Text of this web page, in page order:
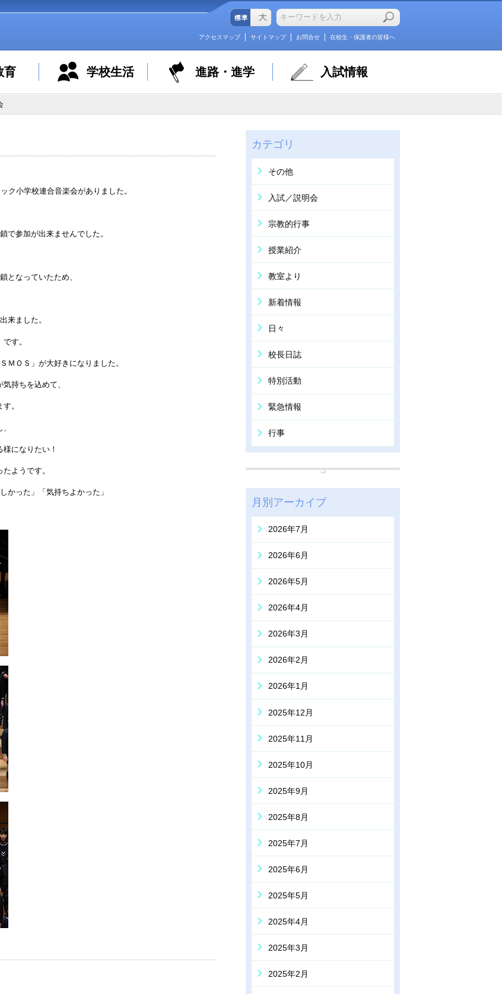
アクセスマップ サイトマップ お問合せ 在校生・保護者の皆様へ
育 学校生活 進路・進学 入試情報
ク小学校連合音楽会がありました。
で参加が出来ませんでした。
となっていたため、
来ました。
す。
ＭＯＳ」が大好きになりました。
持ちを込めて、
。
になりたい！
ようです。
かった」「気持ちよかった」
カテゴリ
その他
入試／説明会
宗教的行事
授業紹介
教室より
新着情報
日々
校長日誌
特別活動
緊急情報
行事
月別アーカイブ
2026年7月
2026年6月
2026年5月
2026年4月
2026年3月
2026年2月
2026年1月
2025年12月
2025年11月
2025年10月
2025年9月
2025年8月
2025年7月
2025年6月
2025年5月
2025年4月
2025年3月
2025年2月